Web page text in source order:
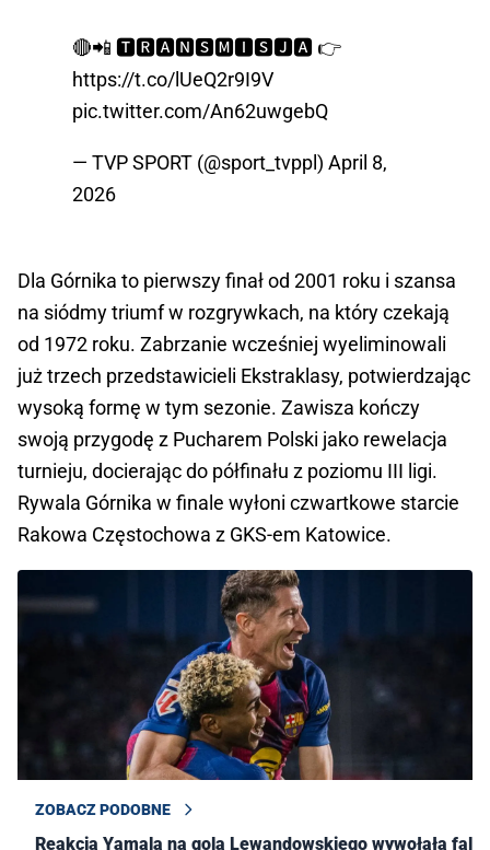
🔴📲 🆃🆁🅰🅽🆂🅼🅸🆂🅹🅰 👉
https://t.co/lUeQ2r9I9V
pic.twitter.com/An62uwgebQ
— TVP SPORT (@sport_tvppl) April 8,
2026
Dla Górnika to pierwszy finał od 2001 roku i szansa
na siódmy triumf w rozgrywkach, na który czekają
od 1972 roku. Zabrzanie wcześniej wyeliminowali
już trzech przedstawicieli Ekstraklasy, potwierdzając
wysoką formę w tym sezonie. Zawisza kończy
swoją przygodę z Pucharem Polski jako rewelacja
turnieju, docierając do półfinału z poziomu III ligi.
Rywala Górnika w finale wyłoni czwartkowe starcie
Rakowa Częstochowa z GKS-em Katowice.
ZOBACZ PODOBNE
Reakcja Yamala na gola Lewandowskiego wywołała falę